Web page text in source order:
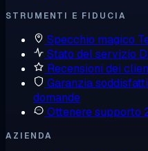
STRUMENTI E FIDUCIA
Specchio magico
Stato del servizio
Recensioni dei
Garanzia
domande
Ottenere supporto
AZIENDA